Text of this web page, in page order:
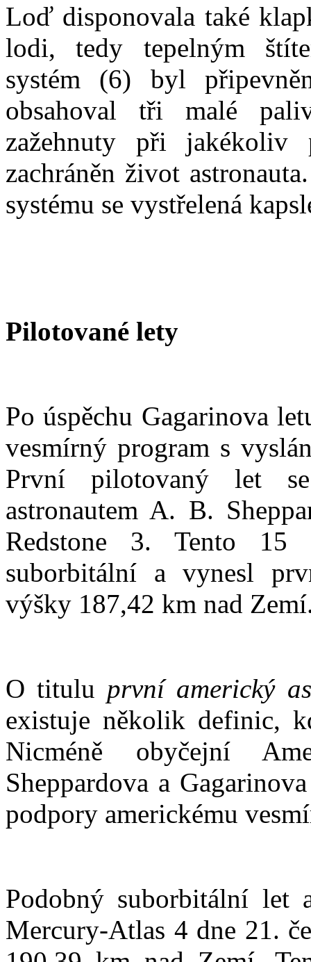
Loď disponovala také
lodi, tedy tepelným
systém (6) byl
obsahoval tři malé
zažehnuty při jakékoliv
zachráněn život
systému se vystřelená
Pilotované lety
Po úspěchu Gagarinova
vesmírný program s
První pilotovaný let
astronautem A. B.
Redstone 3. Tento
suborbitální a vynesl
výšky 187,42 km nad
O titulu první americký
existuje několik definic,
Nicméně obyčejní
Sheppardova a
podpory americkému
Podobný suborbitální
Mercury-Atlas 4 dne 21.